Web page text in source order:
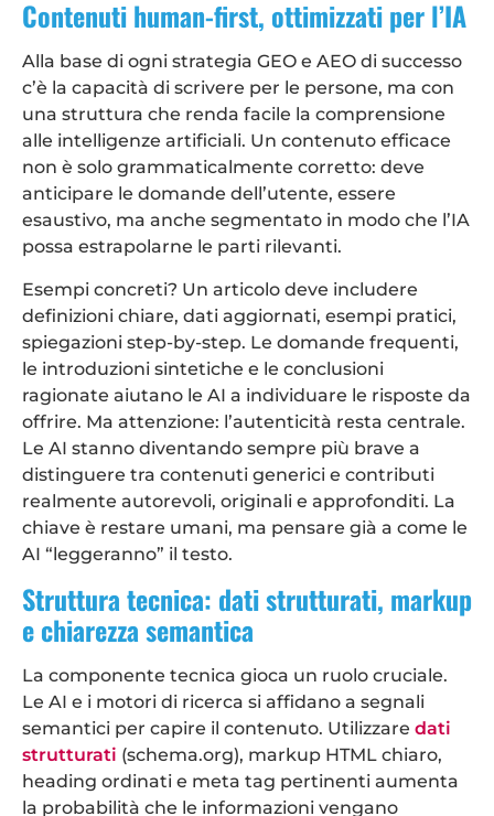
Contenuti human-first, ottimizzati per l’IA
Alla base di ogni strategia GEO e AEO di successo
c’è la capacità di scrivere per le persone, ma con
una struttura che renda facile la comprensione
alle intelligenze artificiali. Un contenuto efficace
non è solo grammaticalmente corretto: deve
anticipare le domande dell’utente, essere
esaustivo, ma anche segmentato in modo che l’IA
possa estrapolarne le parti rilevanti.
Esempi concreti? Un articolo deve includere
definizioni chiare, dati aggiornati, esempi pratici,
spiegazioni step-by-step. Le domande frequenti,
le introduzioni sintetiche e le conclusioni
ragionate aiutano le AI a individuare le risposte da
offrire. Ma attenzione: l’autenticità resta centrale.
Le AI stanno diventando sempre più brave a
distinguere tra contenuti generici e contributi
realmente autorevoli, originali e approfonditi. La
chiave è restare umani, ma pensare già a come le
AI “leggeranno” il testo.
Struttura tecnica: dati strutturati, markup
e chiarezza semantica
La componente tecnica gioca un ruolo cruciale.
Le AI e i motori di ricerca si affidano a segnali
semantici per capire il contenuto. Utilizzare dati
strutturati (schema.org), markup HTML chiaro,
heading ordinati e meta tag pertinenti aumenta
la probabilità che le informazioni vengano